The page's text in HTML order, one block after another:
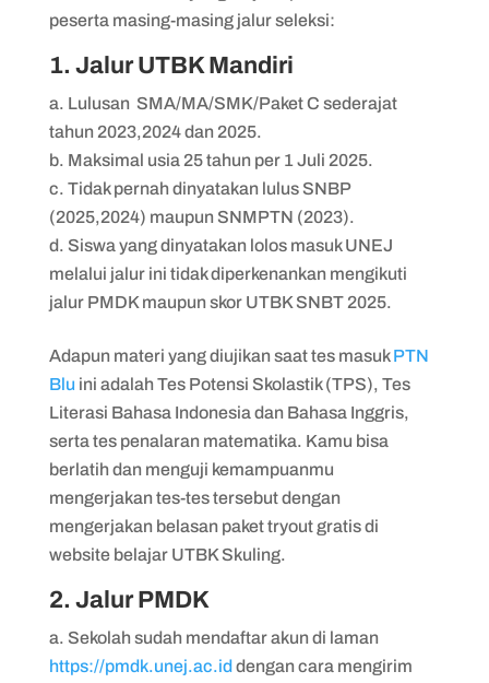
peserta masing-masing jalur seleksi:
1. Jalur UTBK Mandiri
Lulusan SMA/MA/SMK/Paket C sederajat
tahun 2023,2024 dan 2025.
Maksimal usia 25 tahun per 1 Juli 2025.
Tidak pernah dinyatakan lulus SNBP
(2025,2024) maupun SNMPTN (2023).
Siswa yang dinyatakan lolos masuk UNEJ
melalui jalur ini tidak diperkenankan mengikuti
jalur PMDK maupun skor UTBK SNBT 2025.
Adapun materi yang diujikan saat tes masukPTN
Blu ini adalah Tes Potensi Skolastik (TPS), Tes
Literasi Bahasa Indonesia dan Bahasa Inggris,
serta tes penalaran matematika. Kamu bisa
berlatih dan menguji kemampuanmu
mengerjakan tes-tes tersebut dengan
mengerjakan belasan paket tryout gratis di
website belajar UTBK Skuling.
2. Jalur PMDK
Sekolah sudah mendaftar akun di laman
https://pmdk.unej.ac.id dengan cara mengirim